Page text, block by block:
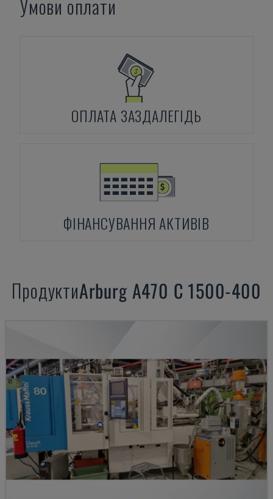
Умови оплати
ОПЛАТА ЗАЗДАЛЕГІДЬ
ФІНАНСУВАННЯ АКТИВІВ
ПродуктиArburg A470 C 1500-400